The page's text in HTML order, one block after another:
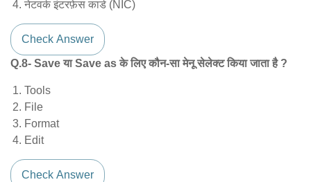
नेटवर्क इंटरफ़ेस कार्ड (NIC)
Check Answer
Q.8- Save या Save as के लिए कौन-सा मेनू सेलेक्ट किया जाता है ?
Tools
File
Format
Edit
Check Answer